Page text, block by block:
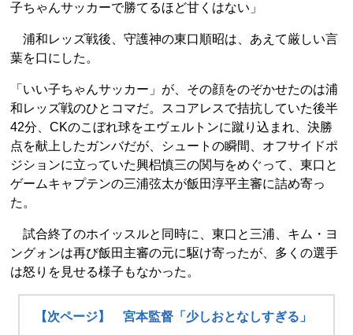
子ちゃんサッカーで勝てるほど甘くはない」
浦和レッズ戦後、守護神の東口順昭は、あえて厳しい言
葉を口にした。
「いい子ちゃんサッカー」が、その顔をのぞかせたのは浦
和レッズ戦のひとコマだ。スコアレスで拮抗していた後半
42分、CKのこぼれ球をエヴェルトンに蹴り込まれ、決勝
点を献上したガンバだが、シュートの瞬間、オフサイドポ
ジションに立っていた興梠慎三の関与をめぐって、東口と
ゲームキャプテンの三浦弦太が飯田淳平主審に詰め寄っ
た。
試合終了のホイッスルと同時に、東口と三浦、キム・ヨ
ングォンは再び飯田主審の元に駆け寄ったが、多くの選手
は怒りを見せる様子もなかった。
【次ページ】 宮本監督「少しおとなしすぎる」